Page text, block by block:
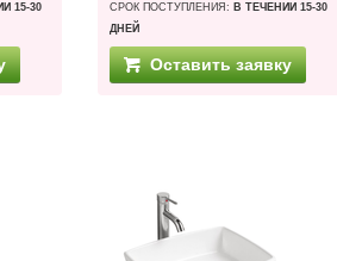
15-30
СРОК ПОСТУПЛЕНИЯ: В ТЕЧЕНИИ 15-30
ДНЕЙ
Оставить заявку